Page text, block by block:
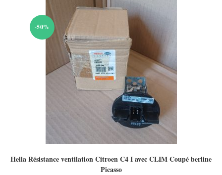
-50%
Hella Résistance ventilation Citroen C4 I avec CLIM Coupé berline
Picasso